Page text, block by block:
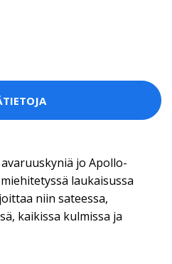
jo Apollo-
laukaisussa
niin sateessa,
kaikissa kulmissa ja